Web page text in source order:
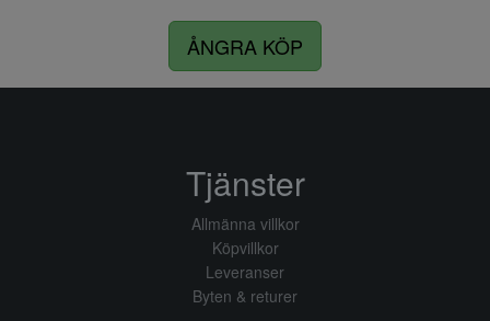
ÅNGRA KÖP
Tjänster
Allmänna villkor
Köpvillkor
Leveranser
Byten & returer